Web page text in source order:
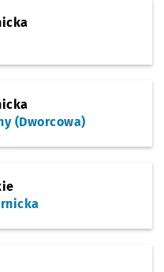
(Dworcowa)